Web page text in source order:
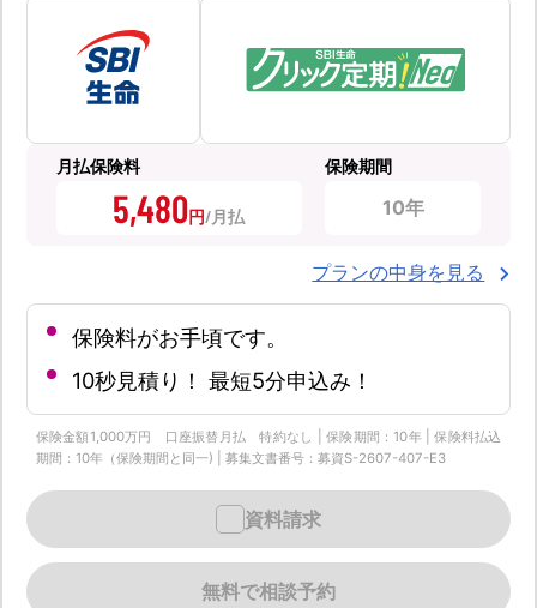
月払保険料
5,480円
保険期間
10年
プランの中身を見る
保険料がお手頃です。
10秒見積り！ 最短5分申込み！
保険金額1,000万円 口座振替月払 特約なし | 保険期間：10年 | 保険料払込
期間：10年（保険期間と同一) | 募集文書番号：募資S-2607-407-E3
無料で相談予約
資料請求